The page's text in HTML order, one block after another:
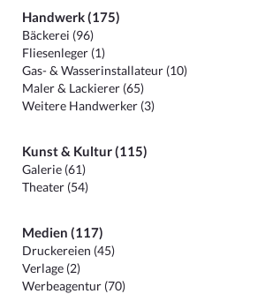
Handwerk (175)
Bäckerei (96)
Fliesenleger (1)
Gas- & Wasserinstallateur (10)
Maler & Lackierer (65)
Weitere Handwerker (3)
Kunst & Kultur (115)
Galerie (61)
Theater (54)
Medien (117)
Druckereien (45)
Verlage (2)
Werbeagentur (70)